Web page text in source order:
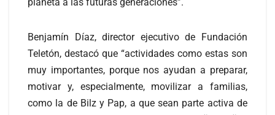
Benjamín Díaz, director ejecutivo de Fundación
Teletón, destacó que “actividades como estas son
muy importantes, porque nos ayudan a preparar,
motivar y, especialmente, movilizar a familias,
como la de Bilz y Pap, a que sean parte activa de